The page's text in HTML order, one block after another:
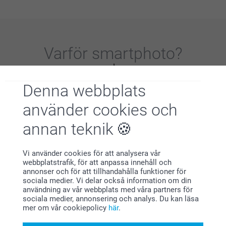
Denna webbplats
använder cookies och
annan teknik
Vi använder cookies för att analysera vår
webbplatstrafik, för att anpassa innehåll och
annonser och för att tillhandahålla funktioner för
sociala medier. Vi delar också information om din
användning av vår webbplats med våra partners för
sociala medier, annonsering och analys. Du kan läsa
mer om vår cookiepolicy här.
Varför smartphoto?